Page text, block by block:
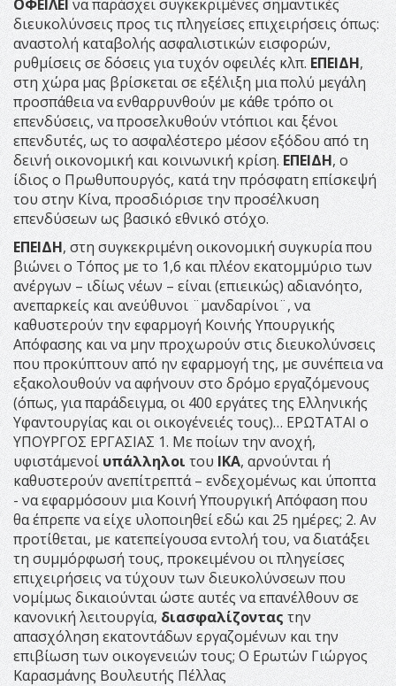
ΟΦΕΙΛΕΙνα παράσχει συγκεκριμένες σημαντικές
διευκολύνσεις προς τις πληγείσες επιχειρήσεις όπως:
αναστολή καταβολής ασφαλιστικών εισφορών,
ρυθμίσεις σε δόσεις για τυχόν οφειλές κλπ.ΕΠΕΙΔΗ,
στη χώρα μας βρίσκεται σε εξέλιξη μια πολύ μεγάλη
προσπάθεια να ενθαρρυνθούν με κάθε τρόπο οι
επενδύσεις, να προσελκυθούν ντόπιοι και ξένοι
επενδυτές, ως το ασφαλέστερο μέσον εξόδου από τη
δεινή οικονομική και κοινωνική κρίση.ΕΠΕΙΔΗ, ο
ίδιος ο Πρωθυπουργός, κατά την πρόσφατη επίσκεψή
του στην Κίνα, προσδιόρισε την προσέλκυση
επενδύσεων ως βασικό εθνικό στόχο.
ΕΠΕΙΔΗ, στη συγκεκριμένη οικονομική συγκυρία που
βιώνει ο Τόπος με το 1,6 και πλέον εκατομμύριο των
ανέργων – ιδίως νέων – είναι (επιεικώς) αδιανόητο,
ανεπαρκείς και ανεύθυνοι ¨μανδαρίνοι¨, να
καθυστερούν την εφαρμογή Κοινής Υπουργικής
Απόφασης και να μην προχωρούν στις διευκολύνσεις
που προκύπτουν από ην εφαρμογή της, με συνέπεια να
εξακολουθούν να αφήνουν στο δρόμο εργαζόμενους
(όπως, για παράδειγμα, οι 400 εργάτες της Ελληνικής
Υφαντουργίας και οι οικογένειές τους)… ΕΡΩΤΑΤΑΙ ο
ΥΠΟΥΡΓΟΣ ΕΡΓΑΣΙΑΣ 1. Με ποίων την ανοχή,
υφιστάμενοί υπάλληλοι του ΙΚΑ, αρνούνται ή
καθυστερούν ανεπίτρεπτά – ενδεχομένως και ύποπτα
- να εφαρμόσουν μια Κοινή Υπουργική Απόφαση που
θα έπρεπε να είχε υλοποιηθεί εδώ και 25 ημέρες; 2. Αν
προτίθεται, με κατεπείγουσα εντολή του, να διατάξει
τη συμμόρφωσή τους, προκειμένου οι πληγείσες
επιχειρήσεις να τύχουν των διευκολύνσεων που
νομίμως δικαιούνται ώστε αυτές να επανέλθουν σε
κανονική λειτουργία,διασφαλίζονταςτην
απασχόληση εκατοντάδων εργαζομένων και την
επιβίωση των οικογενειών τους; Ο Ερωτών Γιώργος
Καρασμάνης Βουλευτής Πέλλας